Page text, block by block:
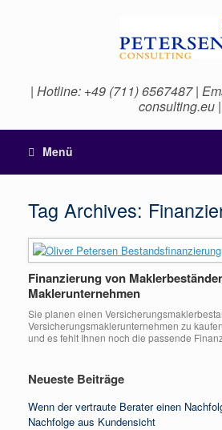
| Hotline: +49 (711) 6567487 |
consulting.eu |
Menü
Tag Archives:
Finanzierung von
Maklerunternehmen
Sie planen einen
Versicherungsmaklerunternehmen zu
und es fehlt Ihnen noch die passende
Neueste Beiträge
Wenn der vertraute Berater einen
Nachfolge aus Kundensicht